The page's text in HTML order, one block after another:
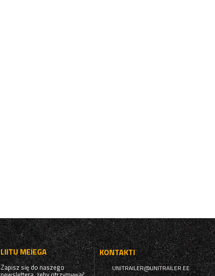
LIITU MEIEGA
Zapisz się do naszego
KONTAKTI
UNITRAILER@UNITRAILER.EE